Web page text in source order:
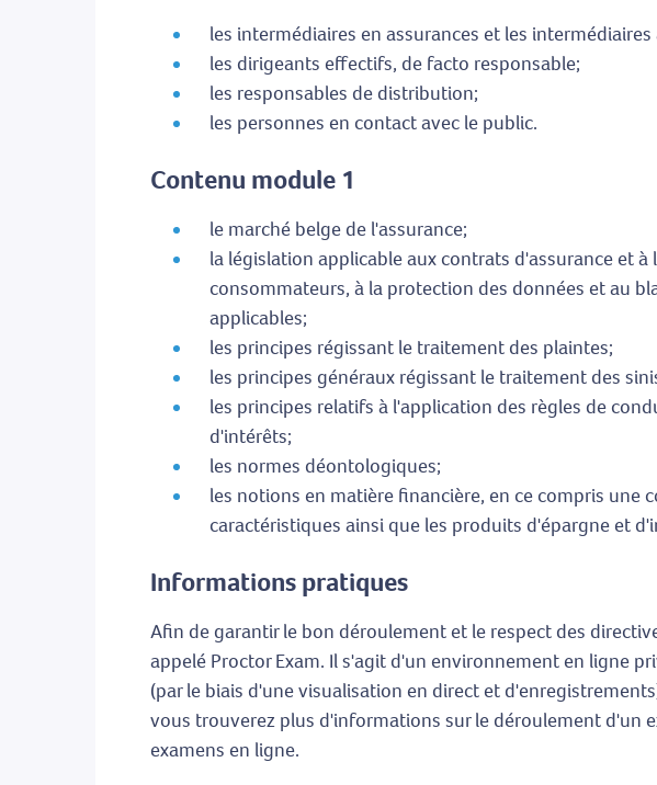
les intermédiaires en assurances et les
les dirigeants effectifs, de facto responsable;
les responsables de distribution;
les personnes en contact avec le public.
Contenu module 1
le marché belge de l'assurance;
la législation applicable aux contrats d'assurance et
consommateurs, à la protection des données et au
applicables;
les principes régissant le traitement des plaintes;
les principes généraux régissant le traitement des
les principes relatifs à l'application des règles de
d'intérêts;
les normes déontologiques;
les notions en matière financière, en ce compris une
caractéristiques ainsi que les produits d'épargne et
Informations pratiques
Afin de garantir le bon déroulement et le respect des
appelé Proctor Exam. Il s'agit d'un environnement en ligne
(par le biais d'une visualisation en direct et
vous trouverez plus d'informations sur le déroulement d'un
examens en ligne.